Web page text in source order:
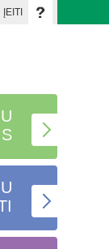
ĮEITI